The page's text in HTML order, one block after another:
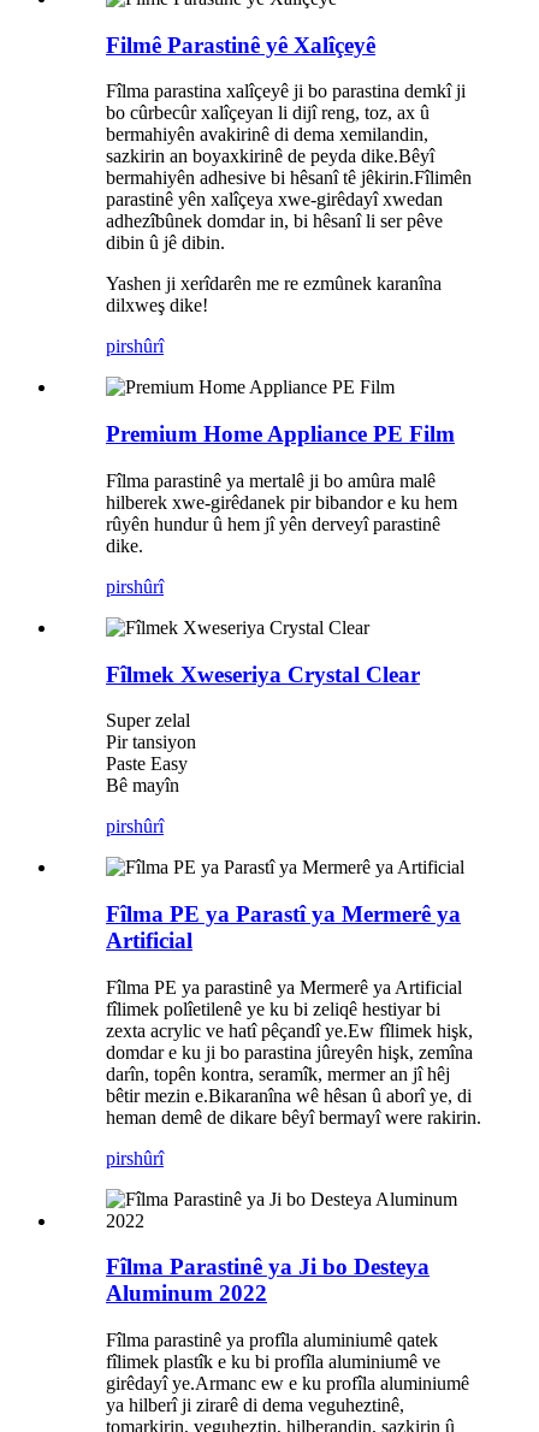
Filmê Parastinê yê Xalîçeyê
Fîlma parastina xalîçeyê ji bo parastina demkî ji
bo cûrbecûr xalîçeyan li dijî reng, toz, ax û
bermahiyên avakirinê di dema xemilandin,
sazkirin an boyaxkirinê de peyda dike.Bêyî
bermahiyên adhesive bi hêsanî tê jêkirin.Fîlimên
parastinê yên xalîçeya xwe-girêdayî xwedan
adhezîbûnek domdar in, bi hêsanî li ser pêve
dibin û jê dibin.
Yashen ji xerîdarên me re ezmûnek karanîna
dilxweş dike!
pirshûrî
Premium Home Appliance PE Film
Fîlma parastinê ya mertalê ji bo amûra malê
hilberek xwe-girêdanek pir bibandor e ku hem
rûyên hundur û hem jî yên derveyî parastinê
dike.
pirshûrî
Fîlmek Xweseriya Crystal Clear
Super zelal
Pir tansiyon
Paste Easy
Bê mayîn
pirshûrî
Fîlma PE ya Parastî ya Mermerê ya
Artificial
Fîlma PE ya parastinê ya Mermerê ya Artificial
fîlimek polîetilenê ye ku bi zeliqê hestiyar bi
zexta acrylic ve hatî pêçandî ye.Ew fîlimek hişk,
domdar e ku ji bo parastina jûreyên hişk, zemîna
darîn, topên kontra, seramîk, mermer an jî hêj
bêtir mezin e.Bikaranîna wê hêsan û aborî ye, di
heman demê de dikare bêyî bermayî were rakirin.
pirshûrî
Fîlma Parastinê ya Ji bo Desteya
Aluminum 2022
Fîlma parastinê ya profîla aluminiumê qatek
fîlimek plastîk e ku bi profîla aluminiumê ve
girêdayî ye.Armanc ew e ku profîla aluminiumê
ya hilberî ji zirarê di dema veguheztinê,
tomarkirin, veguheztin, hilberandin, sazkirin û